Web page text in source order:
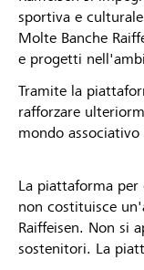
sportiva e
Molte Banche
e progetti
Tramite la
rafforzare
mondo associativo
La piattaforma
non costituisce
Raiffeisen. Non si
sostenitori. La